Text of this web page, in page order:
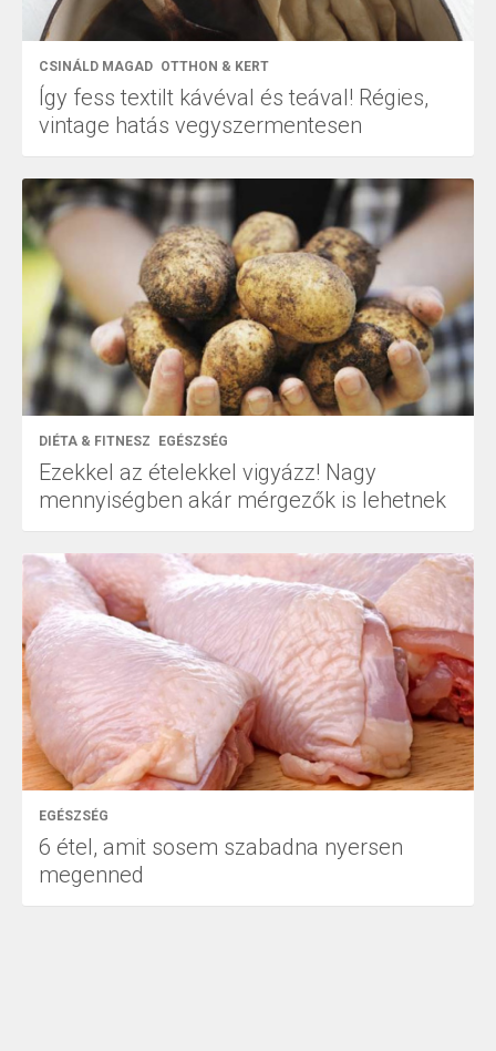
CSINÁLD MAGAD OTTHON & KERT
Így fess textilt kávéval és teával! Régies,
vintage hatás vegyszermentesen
DIÉTA & FITNESZ EGÉSZSÉG
Ezekkel az ételekkel vigyázz! Nagy
mennyiségben akár mérgezők is lehetnek
EGÉSZSÉG
6 étel, amit sosem szabadna nyersen
megenned